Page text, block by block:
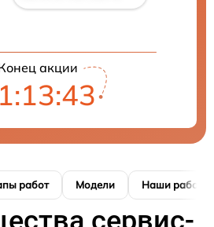
акции
работ Модели Наши работы